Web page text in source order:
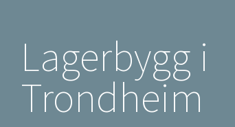
Lagerbygg i
Trondheim